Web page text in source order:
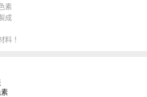
素
成
料！